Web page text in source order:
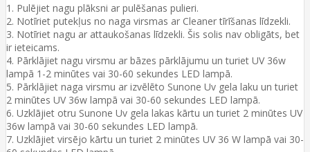
1. Pulējiet nagu plāksni ar pulēšanas pulieri.
2. Notīriet putekļus no naga virsmas ar Cleaner tīrīšanas līdzekli.
3. Notīriet nagu ar attaukošanas līdzekli. Šis solis nav obligāts, bet
ir ieteicams.
4. Pārklājiet nagu virsmu ar bāzes pārklājumu un turiet UV 36w
lampā 1-2 minūtes vai 30-60 sekundes LED lampā.
5. Pārklājiet naga virsmu ar izvēlēto Sunone Uv gela laku un turiet
2 minūtes UV 36w lampā vai 30-60 sekundes LED lampā.
6. Uzklājiet otru Sunone Uv gela lakas kārtu un turiet 2 minūtes UV
36w lampā vai 30-60 sekundes LED lampā.
7. Uzklājiet virsējo kārtu un turiet 2 minūtes UV 36 W lampā vai 30-